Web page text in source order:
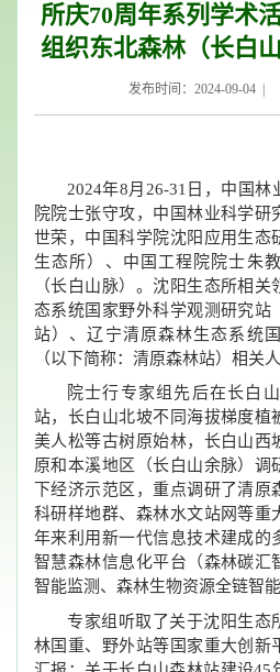
所庆70周年系列学术
组织东北森林（长白
发布时间：2024-09-04 |
2024年8月26-31日，中国
院院士张守攻，中国林业科学研
世荣，中国科学院沈阳应用生态
生态所）、中国工程院院士朱
（长白山脉）。沈阳生态所相
态系统国家野外科学观测研究站
站）、辽宁清原森林生态系统
（以下简称：清原森林站）相关
院士行专家组先后在长白
站，长白山北坡不同海拔梯度植
美人松等古树原始林，长白山西
原和本溪地区（长白山余脉）调
下经济示范区，重点调研了清原
科研样地群、森林水文站网等重
年来利用新一代信息技术建成的
智慧森林信息化平台（森林碳汇
智能监测、森林生物资源全链智能
专家组听取了关于沈阳生态
林国重、野外站等国家重大创新